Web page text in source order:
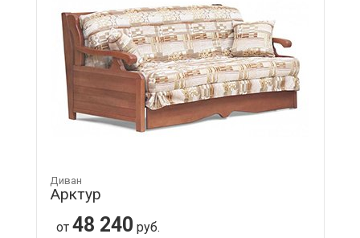
Диван
Арктур
от 48 240 руб.